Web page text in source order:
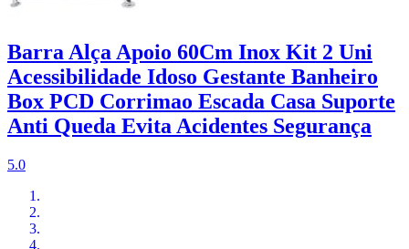
Barra Alça Apoio 60Cm Inox Kit 2 Uni
Acessibilidade Idoso Gestante Banheiro
Box PCD Corrimao Escada Casa Suporte
Anti Queda Evita Acidentes Segurança
5.0